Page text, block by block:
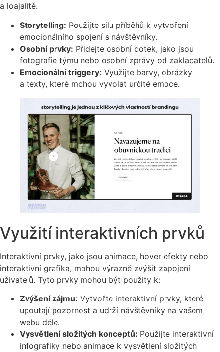
a loajalitě.
Storytelling: Použijte silu příběhů k vytvoření
emocionálního spojení s návštěvníky.
Osobní prvky: Přidejte osobní dotek, jako jsou
fotografie týmu nebo osobní zprávy od zakladatelů.
Emocionální triggery: Využijte barvy, obrázky
a texty, které mohou vyvolat určité emoce.
Využití interaktivních prvků
Interaktivní prvky, jako jsou animace, hover efekty nebo
interaktivní grafika, mohou výrazně zvýšit zapojení
uživatelů. Tyto prvky mohou být použity k:
Zvýšení zájmu: Vytvořte interaktivní prvky, které
upoutají pozornost a udrží návštěvníky na vašem
webu déle.
Vysvětlení složitých konceptů: Použijte interaktivní
infografiky nebo animace k vysvětlení složitých